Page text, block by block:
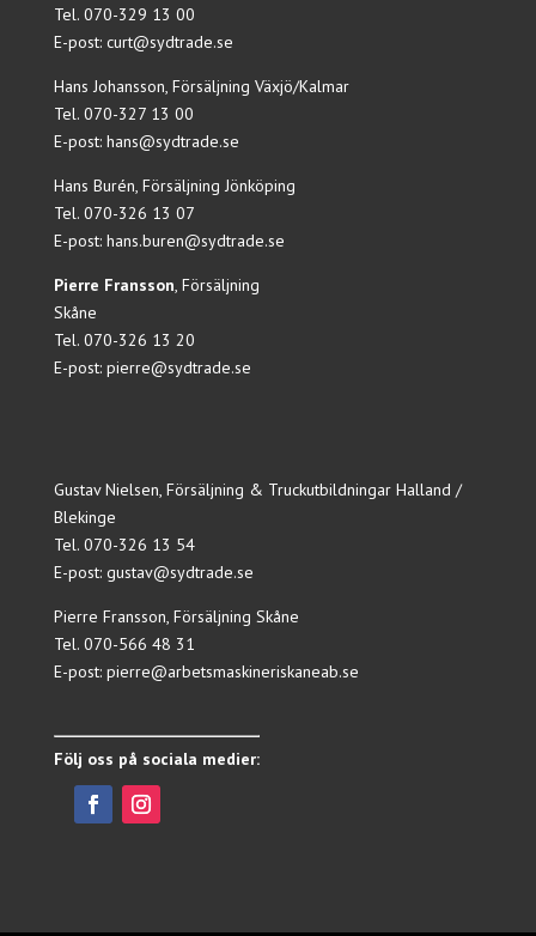
Tel. 070-329 13 00
E-post: curt@sydtrade.se
Hans Johansson, Försäljning Växjö/Kalmar
Tel. 070-327 13 00
E-post: hans@sydtrade.se
Hans Burén, Försäljning Jönköping
Tel. 070-326 13 07
E-post: hans.buren@sydtrade.se
Pierre Fransson, Försäljning
Skåne
Tel. 070-326 13 20
E-post: pierre@sydtrade.se
Gustav Nielsen, Försäljning & Truckutbildningar Halland /
Blekinge
Tel. 070-326 13 54
E-post: gustav@sydtrade.se
Pierre Fransson, Försäljning Skåne
Tel. 070-566 48 31
E-post: pierre@arbetsmaskineriskaneab.se
Följ oss på sociala medier: